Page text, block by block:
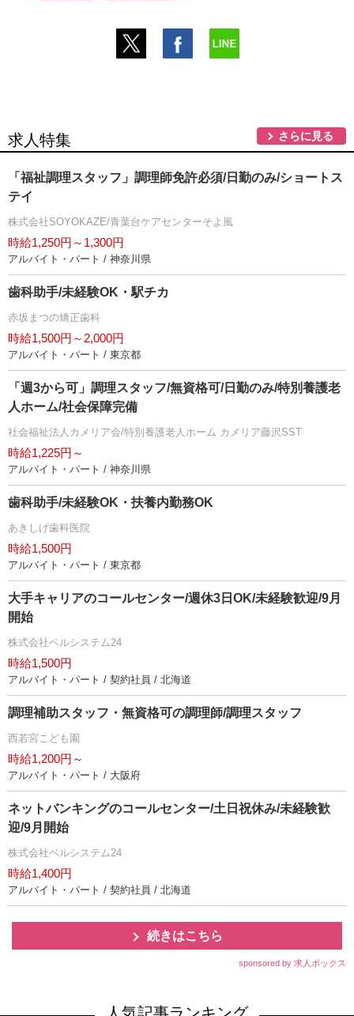
求人特集 さらに見る
「福祉調理スタッフ」調理師免許必須/日勤のみ/ショートス
テイ
株式会社SOYOKAZE/青葉台ケアセンターそよ風
時給1,250円～1,300円
アルバイト・パート / 神奈川県
歯科助手/未経験OK・駅チカ
赤坂まつの矯正歯科
時給1,500円～2,000円
アルバイト・パート / 東京都
「週3から可」調理スタッフ/無資格可/日勤のみ/特別養護老
人ホーム/社会保障完備
社会福祉法人カメリア会/特別養護老人ホーム カメリア藤沢SST
時給1,225円～
アルバイト・パート / 神奈川県
歯科助手/未経験OK・扶養内勤務OK
あきしげ歯科医院
時給1,500円
アルバイト・パート / 東京都
大手キャリアのコールセンター/週休3日OK/未経験歓迎/9月
開始
株式会社ベルシステム24
時給1,500円
アルバイト・パート / 契約社員 / 北海道
調理補助スタッフ・無資格可の調理師/調理スタッフ
西若宮こども園
時給1,200円～
アルバイト・パート / 大阪府
ネットバンキングのコールセンター/土日祝休み/未経験歓
迎/9月開始
株式会社ベルシステム24
時給1,400円
アルバイト・パート / 契約社員 / 北海道
続きはこちら
sponsored by 求人ボックス